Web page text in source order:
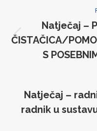
navigation
Natječaj –
ČISTAČICA/
S
Natječaj –
radnik u